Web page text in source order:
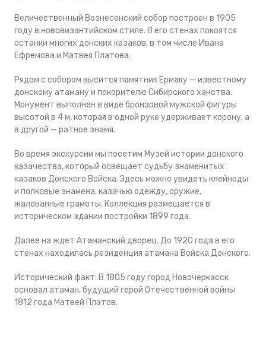
Величественный Вознесенский собор построен в 1905
году в нововизантийском стиле. В его стенах покоятся
останки многих донских казаков, в том числе Ивана
Ефремова и Матвея Платова.
Рядом с собором высится памятник Ермаку — известному
донскому атаману и покорителю Сибирского ханства.
Монумент выполнен в виде бронзовой мужской фигуры
высотой в 4 м, которая в одной руке удерживает корону, а
в другой — ратное знамя.
Во время экскурсии мы посетим Музей истории донского
казачества, который освещает судьбу знаменитых
казаков Донского Войска. Здесь можно увидеть клейноды
и полковые знамена, казачью одежду, оружие,
жалованные грамоты. Коллекция размещается в
историческом здании постройки 1899 года.
Далее на ждет Атаманский дворец. До 1920 года в его
стенах находилась резиденция атамана Войска Донского.
Исторический факт: В 1805 году город Новочеркасск
основал атаман, будущий герой Отечественной войны
1812 года Матвей Платов.